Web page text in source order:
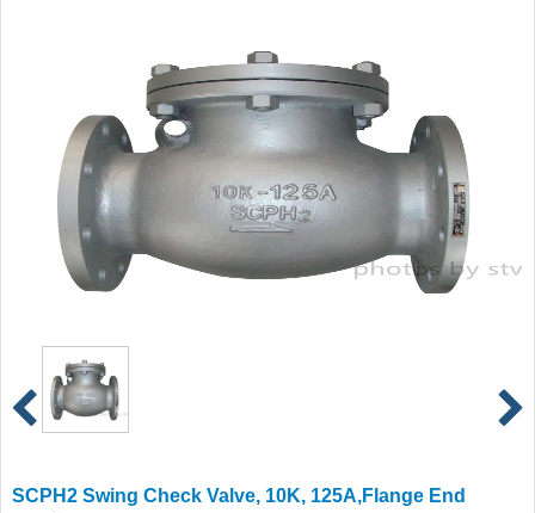
SCPH2 Swing Check Valve, 10K, 125A,Flange End